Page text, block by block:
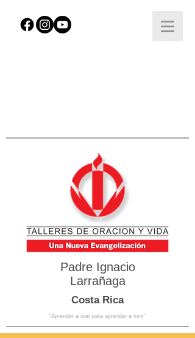
Padre Ignacio
Larrañaga
Costa Rica
“Aprender a orar para aprender a vivir”